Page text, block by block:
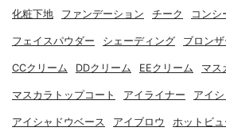
化粧下地 ファンデーション チーク コンシ
フェイスパウダー シェーディング ブロンザ
CCクリーム DDクリーム EEクリーム マス
マスカラトップコート アイライナー アイ
アイシャドウベース アイブロウ ホットビ